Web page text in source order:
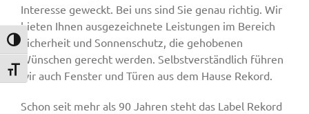
Umschalten auf hohe Kontraste
Schrift vergrößern
Interesse geweckt. Bei uns sind Sie genau richtig. Wir
bieten Ihnen ausgezeichnete Leistungen im Bereich
Sicherheit und Sonnenschutz, die gehobenen
Wünschen gerecht werden. Selbstverständlich führen
wir auch Fenster und Türen aus dem Hause Rekord.
Schon seit mehr als 90 Jahren steht das Label Rekord